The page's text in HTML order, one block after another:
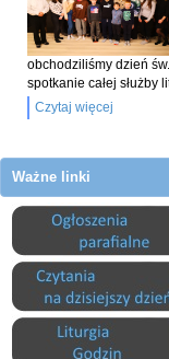
obchodziliśmy dzień
spotkanie całej służby
Czytaj więcej
Ważne linki